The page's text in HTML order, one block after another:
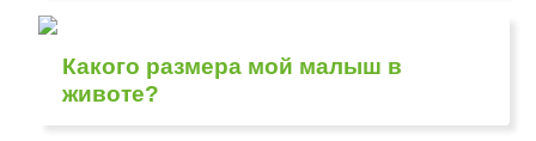
Какого размера мой малыш в
животе?